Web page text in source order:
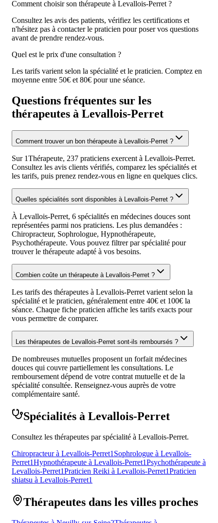
Comment choisir son thérapeute à Levallois-Perret ?
Consultez les avis des patients, vérifiez les certifications et
n'hésitez pas à contacter le praticien pour poser vos questions
avant de prendre rendez-vous.
Quel est le prix d'une consultation ?
Les tarifs varient selon la spécialité et le praticien. Comptez en
moyenne entre 50€ et 80€ pour une séance.
Questions fréquentes sur les
thérapeutes à Levallois-Perret
Comment trouver un bon thérapeute à Levallois-Perret ?
Sur 1Thérapeute, 237 praticiens exercent à Levallois-Perret.
Consultez les avis clients vérifiés, comparez les spécialités et
les tarifs, puis prenez rendez-vous en ligne en quelques clics.
Quelles spécialités sont disponibles à Levallois-Perret ?
À Levallois-Perret, 6 spécialités en médecines douces sont
représentées parmi nos praticiens. Les plus demandées :
Chiropracteur, Sophrologue, Hypnothérapeute,
Psychothérapeute. Vous pouvez filtrer par spécialité pour
trouver le thérapeute adapté à vos besoins.
Combien coûte un thérapeute à Levallois-Perret ?
Les tarifs des thérapeutes à Levallois-Perret varient selon la
spécialité et le praticien, généralement entre 40€ et 100€ la
séance. Chaque fiche praticien affiche les tarifs exacts pour
vous permettre de comparer.
Les thérapeutes de Levallois-Perret sont-ils remboursés ?
De nombreuses mutuelles proposent un forfait médecines
douces qui couvre partiellement les consultations. Le
remboursement dépend de votre contrat mutuelle et de la
spécialité consultée. Renseignez-vous auprès de votre
complémentaire santé.
Spécialités à Levallois-Perret
Consultez les thérapeutes par spécialité à Levallois-Perret.
Chiropracteur à Levallois-Perret1 Sophrologue à Levallois-
Perret1Hypnothérapeute à Levallois-Perret1Psychothérapeute à
Levallois-Perret1Praticien Reiki à Levallois-Perret1Praticien
shiatsu à Levallois-Perret1
Thérapeutes dans les villes proches